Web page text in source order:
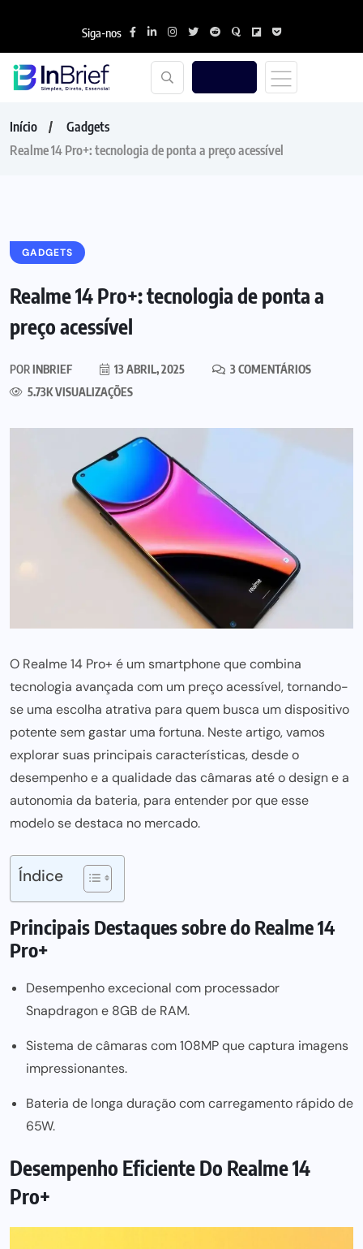
Siga-nos
Início
Gadgets
Realme 14 Pro+: tecnologia de ponta a preço acessível
GADGETS
Realme 14 Pro+: tecnologia de ponta a
preço acessível
PORINBRIEF 13 ABRIL, 2025
3 COMENTÁRIOS
5.73K VISUALIZAÇÕES
O Realme 14 Pro+ é um smartphone que combina
tecnologia avançada com um preço acessível, tornando-
se uma escolha atrativa para quem busca um dispositivo
potente sem gastar uma fortuna. Neste artigo, vamos
explorar suas principais características, desde o
desempenho e a qualidade das câmaras até o design e a
autonomia da bateria, para entender por que esse
modelo se destaca no mercado.
Índice
Principais Destaques sobre do Realme 14
Pro+
Desempenho excecional com processador
Snapdragon e 8GB de RAM.
Sistema de câmaras com 108MP que captura imagens
impressionantes.
Bateria de longa duração com carregamento rápido de
65W.
Desempenho Eficiente Do Realme 14
Pro+